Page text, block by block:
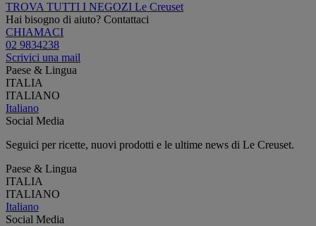
TROVA TUTTI I NEGOZI Le Creuset
Hai bisogno di aiuto? Contattaci
CHIAMACI
02 9834238
Scrivici una mail
Paese & Lingua
ITALIA
ITALIANO
Italiano
Social Media
Seguici per ricette, nuovi prodotti e le ultime news di Le Creuset.
Paese & Lingua
ITALIA
ITALIANO
Italiano
Social Media